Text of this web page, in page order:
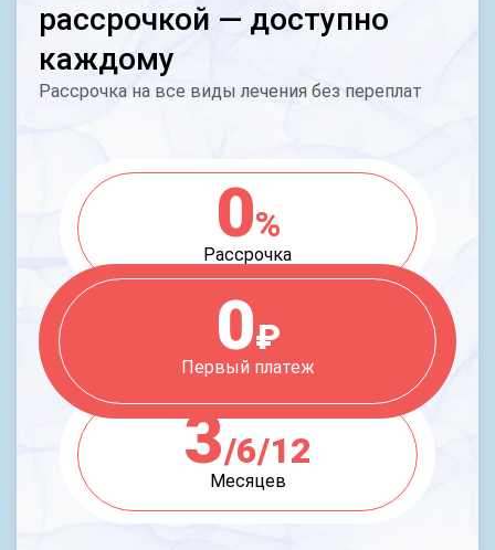
рассрочкой — доступно
каждому
Рассрочка на все виды лечения без переплат
0%
Рассрочка
0₽
Первый платеж
3/6/12
Месяцев